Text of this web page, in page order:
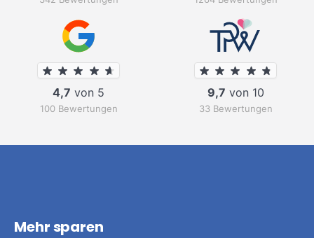
4,7 von 5
100 Bewertungen
9,7 von 10
33 Bewertungen
Mehr sparen